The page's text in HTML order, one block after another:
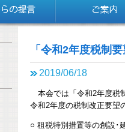
「令和2年度税制
2019/06/18
本会では「令和2年度税
令和2年度の税制改正要望
○ 租税特別措置等の創設･